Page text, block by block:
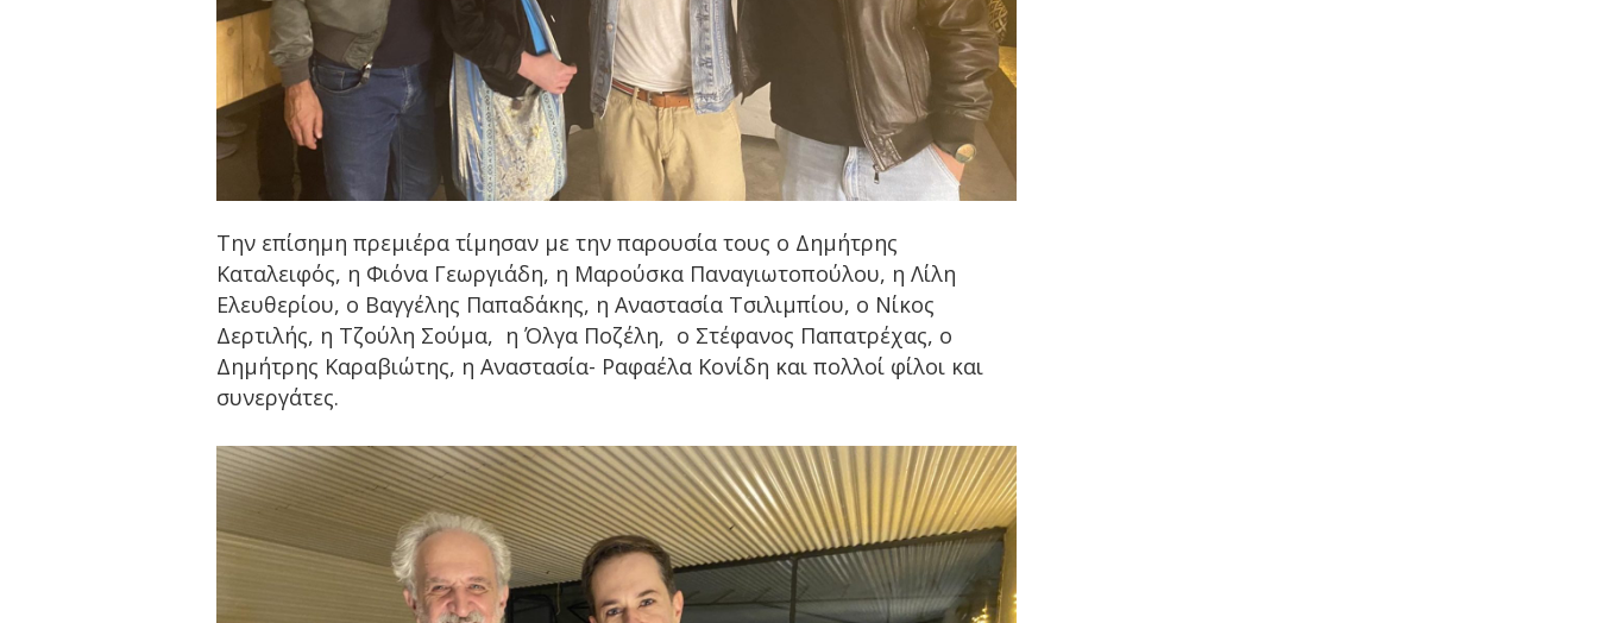
Την επίσημη πρεμιέρα τίμησαν με την παρουσία τους ο Δημήτρης
Καταλειφός, η Φιόνα Γεωργιάδη, η Μαρούσκα Παναγιωτοπούλου, η Λίλη
Ελευθερίου, ο Βαγγέλης Παπαδάκης, η Αναστασία Τσιλιμπίου, ο Νίκος
Δερτιλής, η Τζούλη Σούμα, η Όλγα Ποζέλη, ο Στέφανος Παπατρέχας, ο
Δημήτρης Καραβιώτης, η Αναστασία- Ραφαέλα Κονίδη και πολλοί φίλοι και
συνεργάτες.